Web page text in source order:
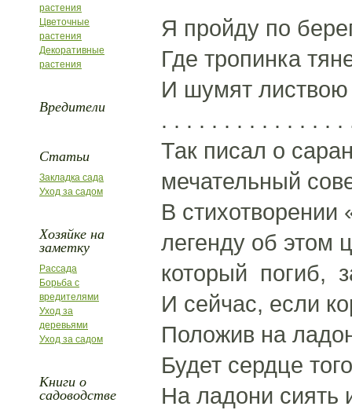
растения
Цветочные
растения
Декоративные
растения
Вредители
Статьи
Закладка сада
Уход за садом
Хозяйке на
заметку
Рассада
Борьба с
вредителями
Уход за
деревьями
Уход за садом
Книги о
садоводстве
Я пройду по
Где тропинка
И шумят листвою
. . . . . . . . . . . . . . .
Так писал о
мечательный
В
легенду об этом
который погиб,
И сейчас, если
Положив на
Будет сердце
На ладони сиять